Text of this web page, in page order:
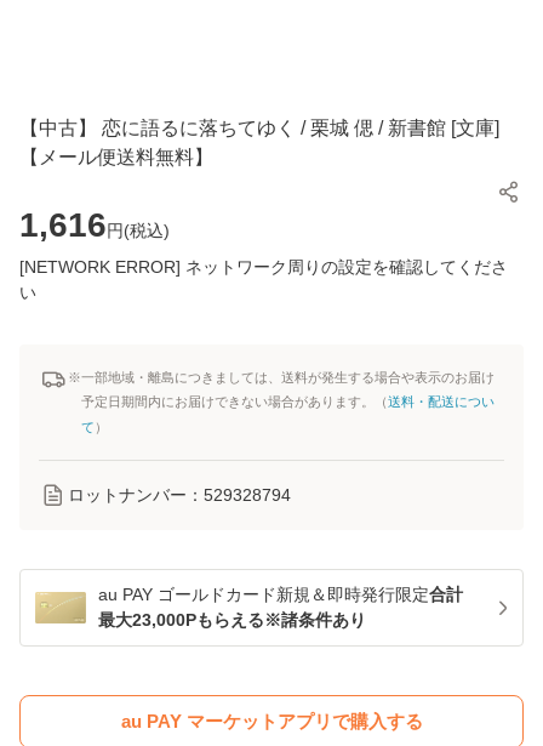
【中古】 恋に語るに落ちてゆく / 栗城 偲 / 新書館 [文庫]
【メール便送料無料】
1,616円(税込)
[NETWORK ERROR] ネットワーク周りの設定を確認してくださ
い
※一部地域・離島につきましては、送料が発生する場合や表示のお届け
予定日期間内にお届けできない場合があります。（送料・配送につい
て ）
ロットナンバー： 529328794
au PAY ゴールドカード新規＆即時発行限定合計
最大23,000Pもらえる※諸条件あり
au PAY マーケットアプリで購入する